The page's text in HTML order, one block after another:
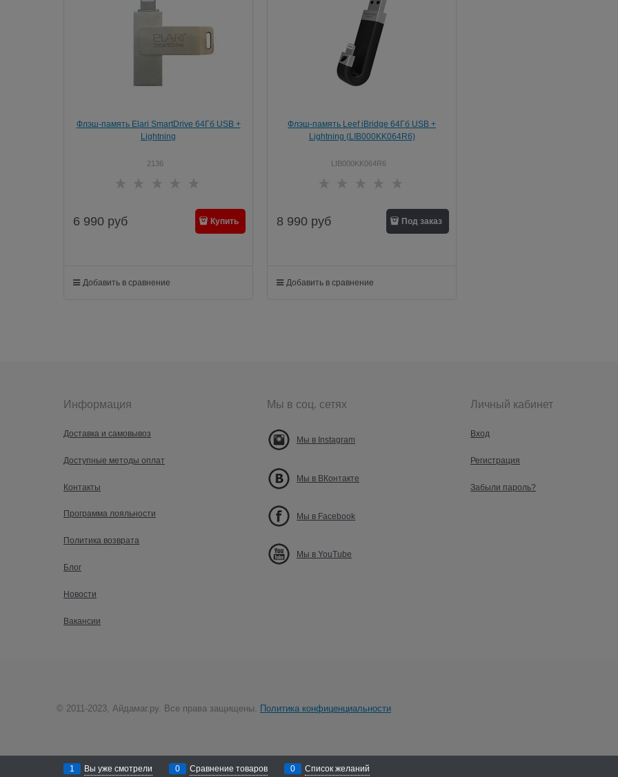
Флэш-память Elari SmartDrive 64Гб USB +
Lightning
2136
6 990 руб Купить
Добавить в сравнение
Флэш-память Leef iBridge 64Гб USB +
Lightning (LIB000KK064R6)
LIB000KK064R6
8 990 руб Под заказ
Добавить в сравнение
Информация
Доставка и самовывоз
Доступные методы оплат
Контакты
Программа лояльности
Политика возврата
Блог
Новости
Вакансии
Мы в соц. сетях
Мы в Instagram
Мы в ВКонтакте
Мы в Facebook
Мы в YouTube
Личный кабинет
Вход
Регистрация
Забыли пароль?
© 2011-2023, Айдамаг.ру. Все права защищены. Политика конфиценциальности
1 Вы уже смотрели 0 Сравнение товаров 0 Список желаний